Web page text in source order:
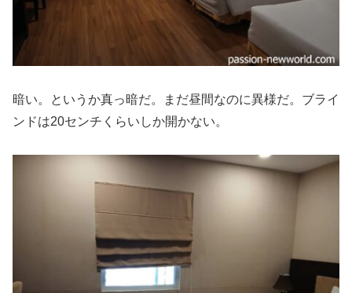
暗い。というか真っ暗だ。まだ昼間なのに異様だ。ブライ
ンドは20センチくらいしか開かない。